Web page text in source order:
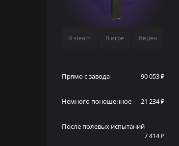
В steam В игре Видео
Прямо с завода 90 053 ₽
Немного поношенное 21 234 ₽
После полевых испытаний
7 414 ₽